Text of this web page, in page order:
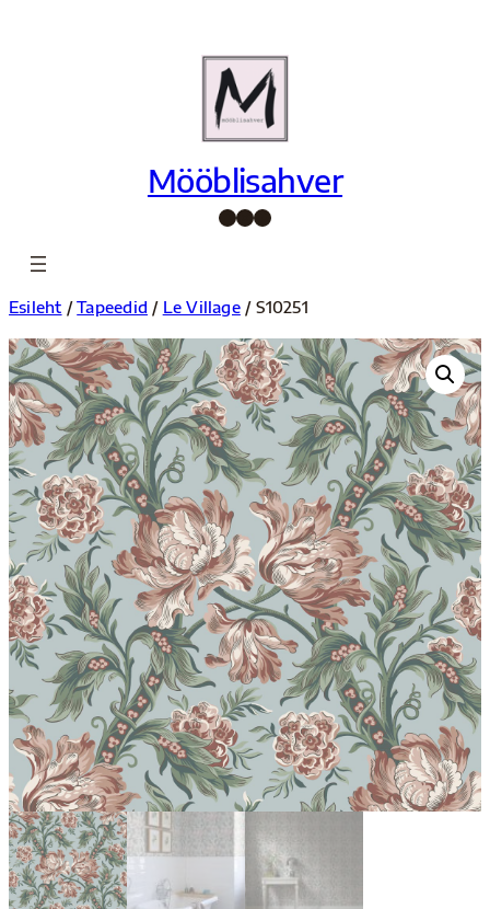
Mööblisahver
Facebook InstagramPinterest
Esileht /Tapeedid / Le Village/ S10251